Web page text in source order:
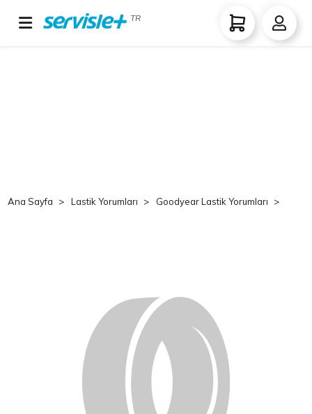
TR
Ana Sayfa Lastik Yorumları Goodyear Lastik Yorumları